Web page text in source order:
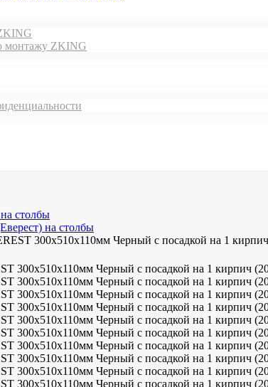
монтажу ZKING
столбы
на столбы
300х510х110мм Черный с посадкой на 1